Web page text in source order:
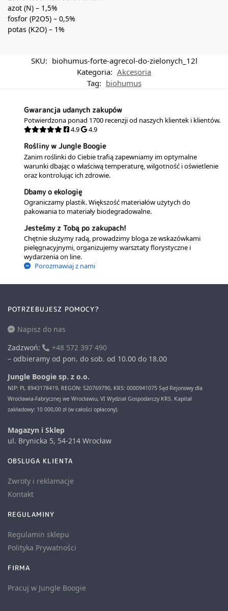
azot (N) – 1,5%
fosfor (P2O5) – 0,5%
potas (K2O) – 1%
SKU: biohumus-forte-agrecol-do-zielonych_12l
Kategoria: Akcesoria
Tag: biohumus
Gwarancja udanych zakupów
Potwierdzona ponad 1700 recenzji od naszych klientek i klientów.
4.9
4.9
Rośliny w Jungle Boogie
Zanim roślinki do Ciebie trafią zapewniamy im optymalne
warunki dbając o właściwą temperaturę, wilgotność i oświetlenie
oraz kontrolując ich zdrowie.
Dbamy o ekologię
Ograniczamy plastik. Większość materiałów użytych do
pakowania to materiały biodegradowalne.
Jesteśmy z Tobą po zakupach!
Chętnie służymy radą, prowadzimy bloga ze wskazówkami
pielęgnacyjnymi, organizujemy warsztaty florystyczne i
wydarzenia on line.
Porozmawiaj z nami
POTRZEBUJESZ POMOCY?
Napisz do nas
Zadzwoń:
+48 572 397 490
– odbieramy od pon. do sob. od 10.00 do 18.00
Jungle Boogie sp. z o.o.
NIP: PL 8943178419, REGON: 520769790, KRS: 0000941075 Sąd Rejonowy dla
Wrocławia-Fabrycznej we Wrocławiu, VI Wydział Gospodarczy KRS. Kapitał
zakładowy: 10 000,00 zł (w całości opłacony).
Magazyn i Sklep
ul. Brynicka 5, 54-214 Wrocław
OBSLUGA KLIENTA
Zwroty i reklamacje
Kontakt
REGULAMINY
Regulamin sklepu
Polityka Prywatności
FIRMA
Pracuj w Jungle Boogie